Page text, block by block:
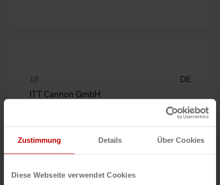
Zustimmung Details Über Cookies
Diese Webseite verwendet Cookies
DE
ITT Cannon GmbH